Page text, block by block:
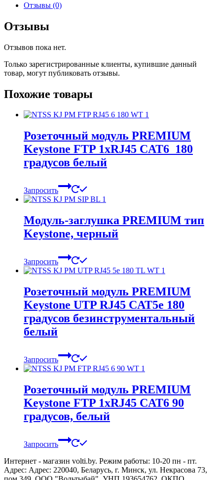
Отзывы (0)
Отзывы
Отзывов пока нет.
Только зарегистрированные клиенты, купившие данный
товар, могут публиковать отзывы.
Похожие товары
Розеточный модуль PREMIUM
Keystone FTP 1xRJ45 CAT6 180
градусов белый
Запросить
Модуль-заглушка PREMIUM тип
Keystone, черный
Запросить
Розеточный модуль PREMIUM
Keystone UTP RJ45 CAT5e 180
градусов безинструментальный
белый
Запросить
Розеточный модуль PREMIUM
Keystone FTP 1xRJ45 CAT6 90
градусов, белый
Запросить
Интернет - магазин volti.by. Режим работы: 10-20 пн - пт.
Адрес: Адрес: 220040, Беларусь, г. Минск, ул. Некрасова 73,